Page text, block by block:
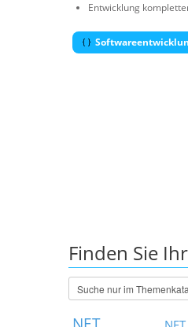
Entwicklung
Finden Sie